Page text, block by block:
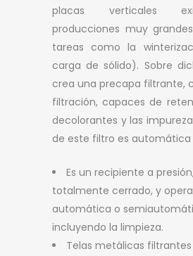
placas verticales
producciones muy
tareas como la
carga de sólido). Sobre
crea una precapa filtrante,
filtración, capaces de
decolorantes y las
de este filtro es automática
Es un recipiente a
totalmente cerrado, y
automática o
incluyendo la limpieza.
Telas metálicas